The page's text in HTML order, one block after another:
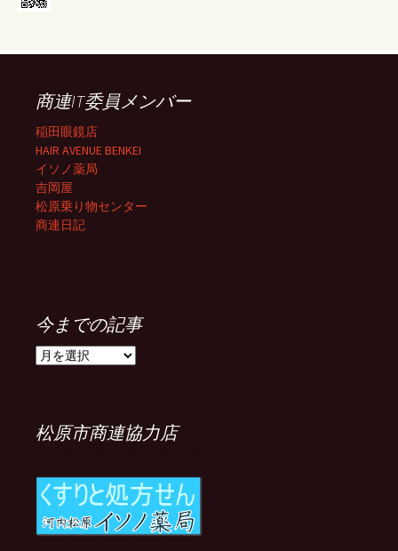
商連IT委員メンバー
稲田眼鏡店
HAIR AVENUE BENKEI
イソノ薬局
吉岡屋
松原乗り物センター
商連日記
今までの記事
今
記
松原市商連協力店